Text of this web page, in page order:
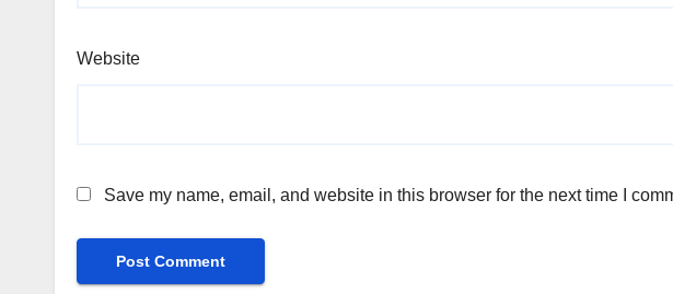
Website
Save my name, email, and website in this browser for the next time I